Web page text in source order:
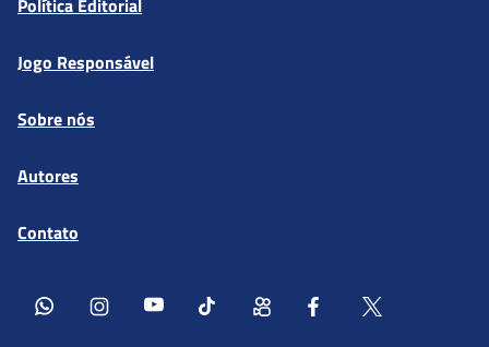
Política Editorial
Jogo Responsável
Sobre nós
Autores
Contato